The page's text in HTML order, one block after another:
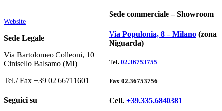
Website
Sede Legale
Via Bartolomeo Colleoni, 10
Cinisello Balsamo (MI)
Tel./ Fax +39 02 66711601
Seguici su
Sede commerciale – Showroom
Via Populonia, 8 – Milano (zona
Niguarda)
Tel. 02.36753755
Fax 02.36753756
Cell. +39.335.6840381